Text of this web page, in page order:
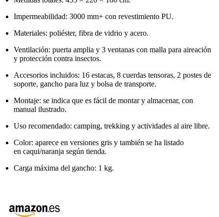
Impermeabilidad: 3000 mm+ con revestimiento PU.
Materiales: poliéster, fibra de vidrio y acero.
Ventilación: puerta amplia y 3 ventanas con malla para aireación
y protección contra insectos.
Accesorios incluidos: 16 estacas, 8 cuerdas tensoras, 2 postes de
soporte, gancho para luz y bolsa de transporte.
Montaje: se indica que es fácil de montar y almacenar, con
manual ilustrado.
Uso recomendado: camping, trekking y actividades al aire libre.
Color: aparece en versiones gris y también se ha listado
en caqui/naranja según tienda.
Carga máxima del gancho: 1 kg.